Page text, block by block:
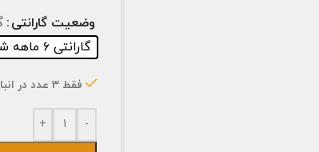
وضعیت گارانتی
گارانتی ۶ ماهه شرکتی
فقط 3 عدد در انبار موجود است
-
+